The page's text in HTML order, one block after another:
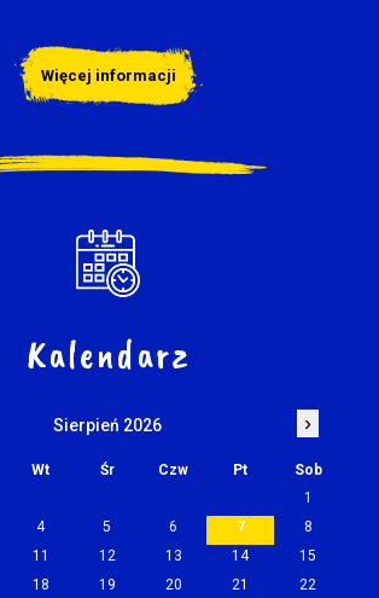
Więcej informacji
Kalendarz
Sierpień 2026 ›
Wt Śr Czw Pt
Sob
1
4 5 6 7
8
11 12 13 14
15
18 19 20 21
22